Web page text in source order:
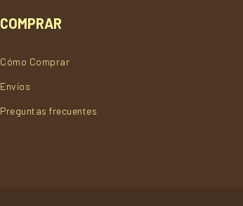
COMPRAR
Cómo Comprar
Envios
Preguntas frecuentes